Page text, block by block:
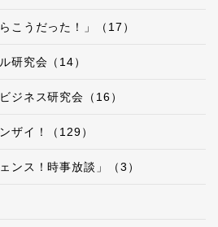
こうだった！」（17）
研究会（14）
ジネス研究会（16）
ザイ！（129）
ンス！時事放談」（3）